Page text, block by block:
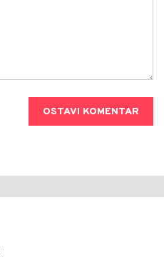
OSTAVI KOMENTAR